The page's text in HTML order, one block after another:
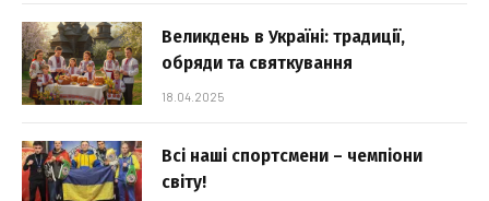
Великдень в Україні: традиції,
обряди та святкування
18.04.2025
Всі наші спортсмени – чемпіони
світу!